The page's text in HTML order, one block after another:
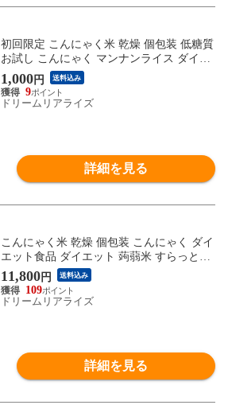
初回限定 こんにゃく米 乾燥 個包装 低糖質
お試し こんにゃく マンナンライス ダイエ
ット食品 ダイエット コンニャク米 蒟蒻米
米 蒟蒻 小分け 糖質制限 糖質オフ こんに
ゃくライス こんにゃくごはん 1000円ポッ
1,000円 送料込み
9
ドリームリアライズ
詳細を見る
こんにゃく米 乾燥 個包装 こんにゃく ダイ
エット食品 ダイエット 蒟蒻米 すらっとこ
まち ２ヶ月じっくりセット 60g x 60袋 米
蒟蒻 小分け 糖質制限 糖質オフ 無農薬 こ
んにゃくライス こんにゃくごはん ロカボ
11,800円 送料込み
109
ドリームリアライズ
詳細を見る